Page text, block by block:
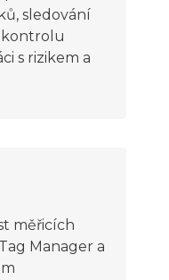
sledování
kontrolu
s rizikem a
měřicích
Manager a